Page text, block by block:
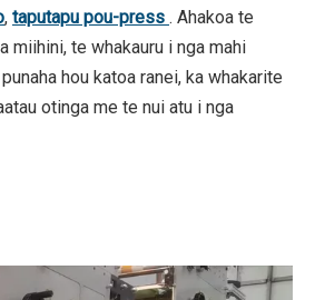
, taputapu pou-press . Ahakoa te
miihini, te whakauru i nga mahi
hou katoa ranei, ka whakarite
otinga me te nui atu i nga